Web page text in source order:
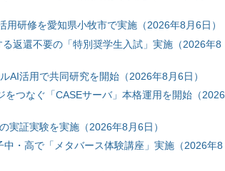
研修を愛知県小牧市で実施（2026年8月6日）
返還不要の「特別奨学生入試」実施（2026年8
AI活用で共同研究を開始（2026年8月6日）
つなぐ「CASEサーバ」本格運用を開始（2026
実証実験を実施（2026年8月6日）
・高で「メタバース体験講座」実施（2026年8